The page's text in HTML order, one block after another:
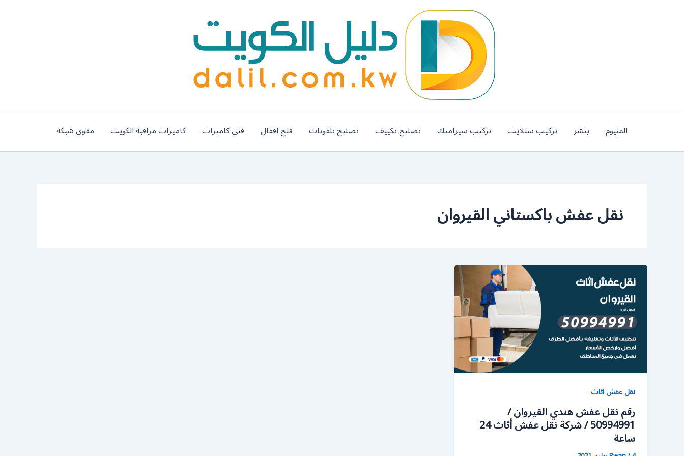
المنيوم بنشر تركيب ستلايت تركيب سيراميك تصليح تكييف تصليح تلفونات فتح اقفال فني كاميرات كاميرات مراقبة الكويت مقوي شبكة
نقل عفش باكستاني القيروان
نقل عفش اثاث
رقم نقل عفش هندي القيروان /
50994991 / شركة نقل عفش أثاث 24
ساعة